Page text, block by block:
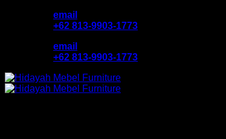
email
+62 813-9903-1773
email
+62 813-9903-1773